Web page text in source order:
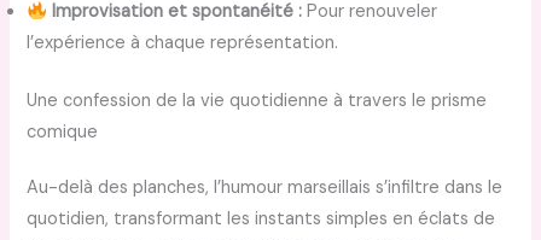
Improvisation et spontanéité : Pour renouveler
l’expérience à chaque représentation.
Une confession de la vie quotidienne à travers le prisme
comique
Au-delà des planches, l’humour marseillais s’infiltre dans le
quotidien, transformant les instants simples en éclats de